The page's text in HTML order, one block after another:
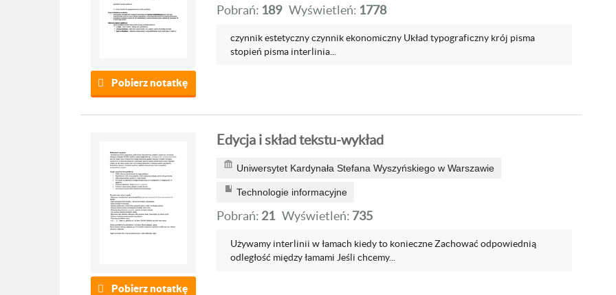
Pobierz notatkę
Pobrań: 189 Wyświetleń: 1778
czynnik estetyczny czynnik ekonomiczny Układ typograficzny krój pisma
stopień pisma interlinia...
Pobierz notatkę
Edycja i skład tekstu-wykład
Uniwersytet Kardynała Stefana Wyszyńskiego w Warszawie
Technologie informacyjne
Pobrań: 21 Wyświetleń: 735
Używamy interlinii w łamach kiedy to konieczne Zachować odpowiednią
odległość między łamami Jeśli chcemy...